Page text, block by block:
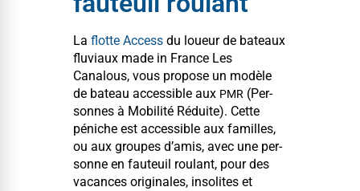
Laflotte Access du loueur de bateaux
flu­vi­aux made in France Les
Canalous, vous pro­pose un mod­èle
de bateau acces­si­ble aux PMR (Per­
son­nes à Mobil­ité Réduite). Cette
péniche est acces­si­ble aux familles,
ou aux groupes d’amis, avec une per­
son­ne en fau­teuil roulant, pour des
vacances orig­i­nales, inso­lites et